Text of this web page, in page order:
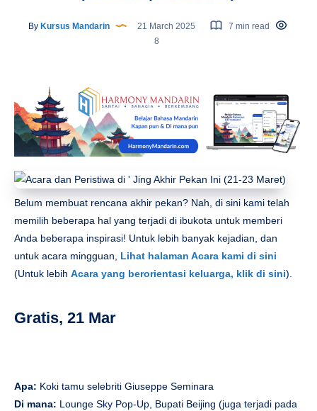
By Kursus Mandarin 21 March 2025
7 min read
8
Belum membuat rencana akhir pekan? Nah, di sini kami telah
memilih beberapa hal yang terjadi di ibukota untuk memberi
Anda beberapa inspirasi! Untuk lebih banyak kejadian, dan
untuk acara mingguan, Lihat halaman Acara kami di sini
(Untuk lebih Acara yang berorientasi keluarga, klik di sini).
Gratis, 21 Mar
Apa: Koki tamu selebriti Giuseppe Seminara
Di mana: Lounge Sky Pop-Up, Bupati Beijing (juga terjadi pada